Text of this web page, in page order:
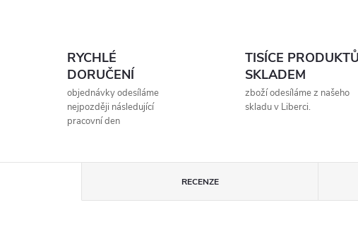
RYCHLÉ
DORUČENÍ
objednávky odesíláme
nejpozději následující
pracovní den
TISÍCE
SKLADEM
zboží odesíláme z našeho
skladu v Liberci.
RECENZE